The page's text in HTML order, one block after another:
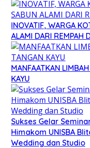
INOVATIF, WARGA
ALAMI DARI REMPAH
MANFAATKAN
KAYU
Sukses Gelar
Himakom UNISBA
Wedding dan Studio